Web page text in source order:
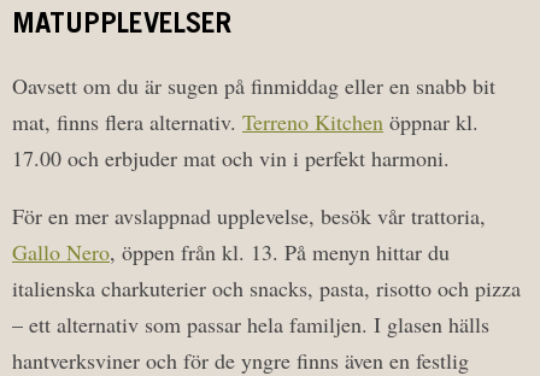
MATUPPLEVELSER
Oavsett om du är sugen på finmiddag eller en snabb bit
mat, finns flera alternativ. Terreno Kitchen öppnar kl.
17.00 och erbjuder mat och vin i perfekt harmoni.
För en mer avslappnad upplevelse, besök vår trattoria,
Gallo Nero, öppen från kl. 13. På menyn hittar du
italienska charkuterier och snacks, pasta, risotto och pizza
– ett alternativ som passar hela familjen. I glasen hälls
hantverksviner och för de yngre finns även en festlig